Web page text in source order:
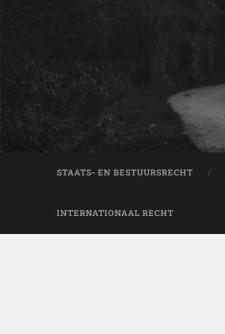
STAATS- EN BESTUURSRECHT
INTERNATIONAAL RECHT